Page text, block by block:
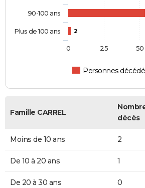
2
Personnes
90-100 ans
Plus de 100 ans
0 25 50
Famille CARREL
décès
Moins de 10 ans 2
De 10 à 20 ans 1
De 20 à 30 ans 0